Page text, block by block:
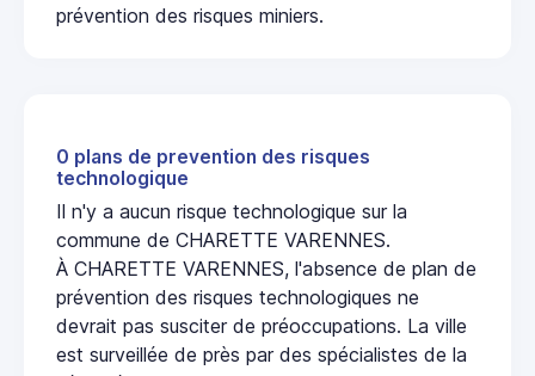
prévention des risques miniers.
0 plans de prevention des risques
technologique
Il n'y a aucun risque technologique sur la
commune de CHARETTE VARENNES.
À CHARETTE VARENNES, l'absence de plan de
prévention des risques technologiques ne
devrait pas susciter de préoccupations. La ville
est surveillée de près par des spécialistes de la